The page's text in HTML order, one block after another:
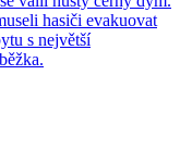
hasiči evakuovat
s největší